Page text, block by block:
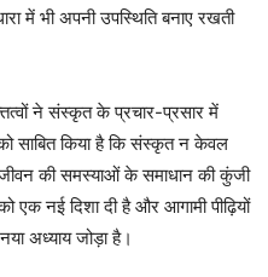
में भी अपनी उपस्थिति बनाए रखती
ने संस्कृत के प्रचार-प्रसार में
साबित किया है कि संस्कृत न केवल
जीवन की समस्याओं के समाधान की कुंजी
नई दिशा दी है और आगामी पीढ़ियों
अध्याय जोड़ा है।